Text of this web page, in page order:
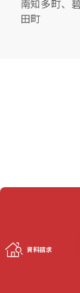
南知多町、
田町
資料請求